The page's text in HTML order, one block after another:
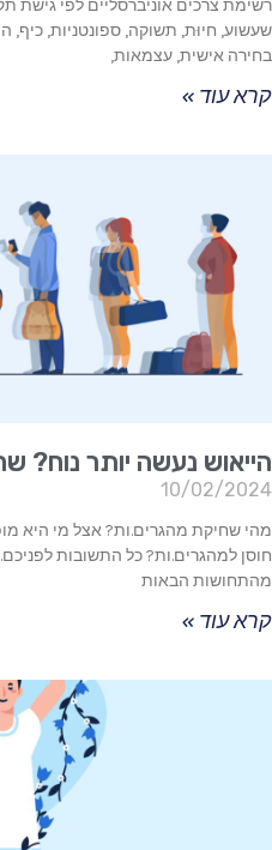
רשימת צרכים אוניברסליים לפי
שעשוע, חיוּת, תשוקה, ספונטניות, כיף,
בחירה אישית, עצמאות,
קרא עוד »
הייאוש נעשה יותר נוח?
10/02/2024
מהי שחיקת מהגרים.ות? אצל מי היא
חוסן למהגרים.ות? כל התשובות
מהתחושות הבאות
קרא עוד »